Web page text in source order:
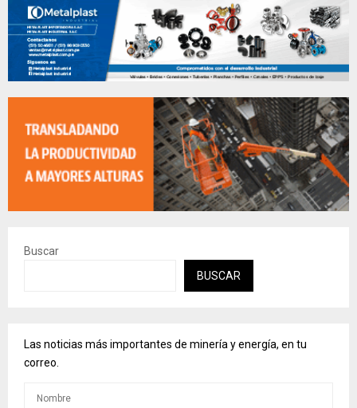
Buscar
BUSCAR
Las noticias más importantes de minería y energía, en tu
correo.